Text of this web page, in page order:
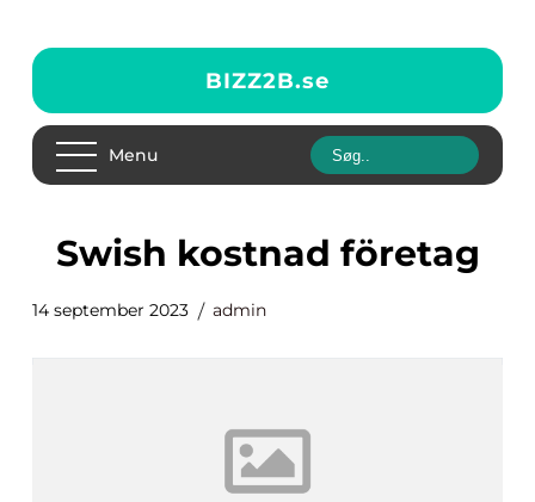
BIZZ2B.se
Menu
swish kostnad företag
14 september 2023 admin